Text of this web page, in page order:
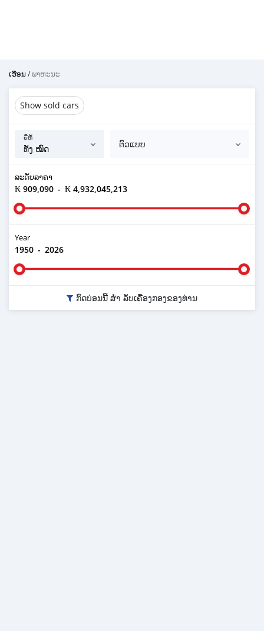
ເຮືອນ/ພາຫະນະ
Show sold cars
ຍີ່ຫໍ້
ຕົວແບບ
ລະ​ດັບ​ລາ​ຄາ
₭ 909,090 - ₭ 4,932,045,213
Year
1950 - 2026
ກົດບ່ອນນີ້ ສຳ ລັບເຄື່ອງກອງຂອງທ່ານ